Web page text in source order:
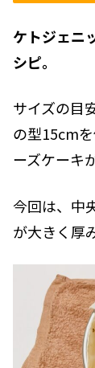
ケトジェニ
シピ。
サイズの目
の型15cm
ーズケーキ
今回は、中
が大きく厚